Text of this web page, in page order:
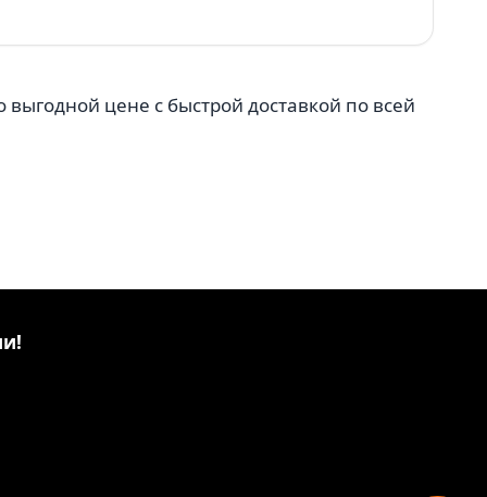
цене с быстрой доставкой по всей